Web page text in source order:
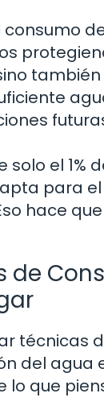
consumo
solo el 1%
para
hace
de
técnicas
del agua
lo que